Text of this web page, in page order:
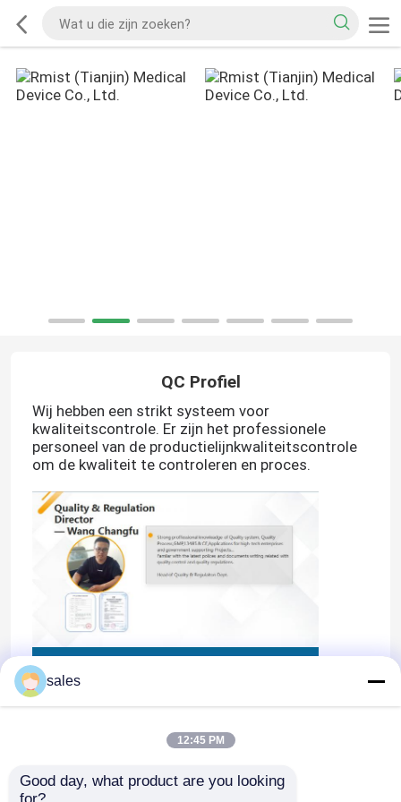
QC Profiel
Wij hebben een strikt systeem voor
kwaliteitscontrole. Er zijn het professionele
personeel van de productielijnkwaliteitscontrole
om de kwaliteit te controleren en proces.
sales
12:45 PM
Good day, what product are you looking